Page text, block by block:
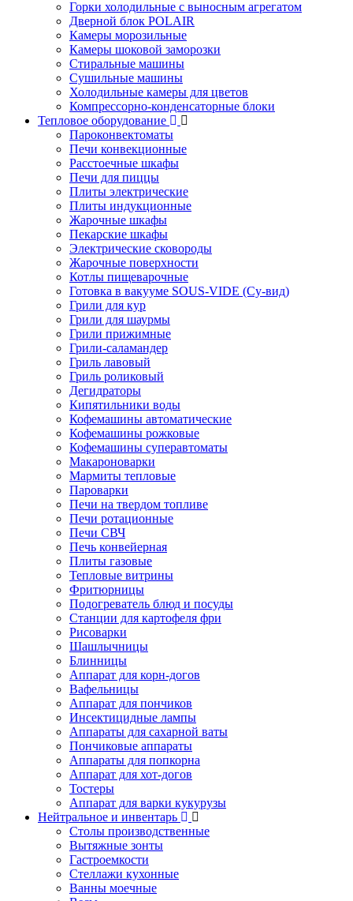
Горки холодильные с выносным агрегатом
Дверной блок POLAIR
Камеры морозильные
Камеры шоковой заморозки
Стиральные машины
Сушильные машины
Холодильные камеры для цветов
Компрессорно-конденсаторные блоки
Тепловое оборудование
Пароконвектоматы
Печи конвекционные
Расстоечные шкафы
Печи для пиццы
Плиты электрические
Плиты индукционные
Жарочные шкафы
Пекарские шкафы
Электрические сковороды
Жарочные поверхности
Котлы пищеварочные
Готовка в вакууме SOUS-VIDE (Су-вид)
Грили для кур
Грили для шаурмы
Грили прижимные
Грили-саламандер
Гриль лавовый
Гриль роликовый
Дегидраторы
Кипятильники воды
Кофемашины автоматические
Кофемашины рожковые
Кофемашины суперавтоматы
Макароноварки
Мармиты тепловые
Пароварки
Печи на твердом топливе
Печи ротационные
Печи СВЧ
Печь конвейерная
Плиты газовые
Тепловые витрины
Фритюрницы
Подогреватель блюд и посуды
Станции для картофеля фри
Рисоварки
Шашлычницы
Блинницы
Аппарат для корн-догов
Вафельницы
Аппарат для пончиков
Инсектицидные лампы
Аппараты для сахарной ваты
Пончиковые аппараты
Аппараты для попкорна
Аппарат для хот-догов
Тостеры
Аппарат для варки кукурузы
Нейтральное и инвентарь
Столы производственные
Вытяжные зонты
Гастроемкости
Стеллажи кухонные
Ванны моечные